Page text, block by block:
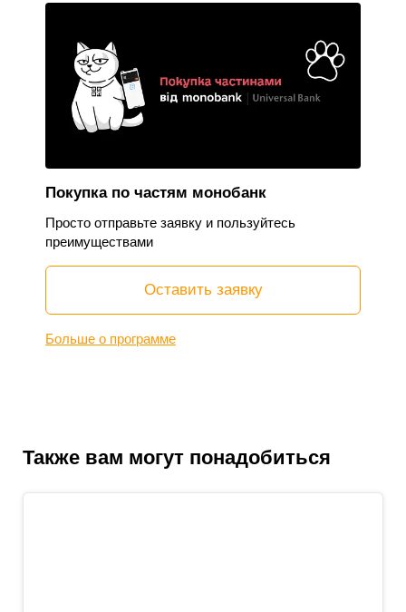
Покупка по частям монобанк
Просто отправьте заявку и пользуйтесь
преимуществами
Оставить заявку
Больше о программе
Также вам могут понадобиться